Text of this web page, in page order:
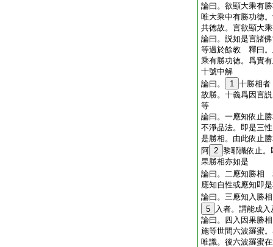
論曰。欲顯大乘有
唯大乘中有勝功徳
共徳故。言欲顯大
論曰。説如是言諸
等過於餘教 釋曰。
乘有勝功徳。爲實
十號中解
論曰。
1 十勝相
故勝。十義爲因言
等
論曰。一應知依止
不淨品法。即是三
是勝相。由此依止
阿 2 黎耶識依止。
果勝相亦如是
論曰。二應知勝相
應知自性或應知即
論曰。三應知入勝
5
入者。謂能成
論曰。四入因果勝
施等世間六波羅蜜
唯識。後六波羅蜜